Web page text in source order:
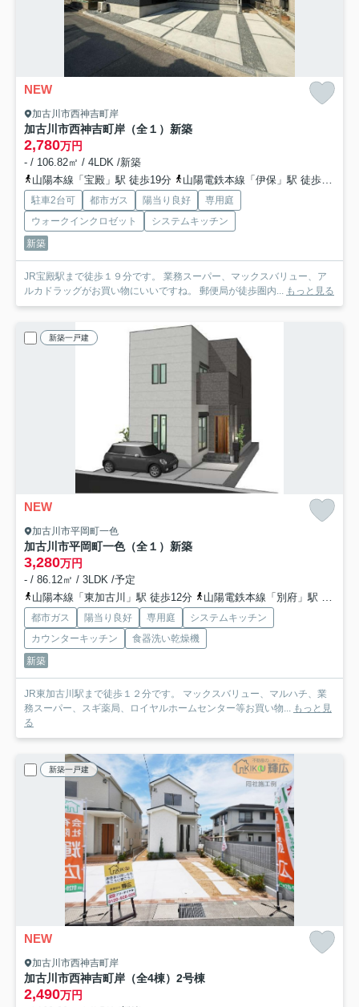
NEW
加古川市西神吉町岸
加古川市西神吉町岸（全１）新築
2,780万円
- / 106.82㎡ / 4LDK /新築
山陽本線「宝殿」駅 徒歩19分
山陽電鉄本線「伊保」駅 徒歩54分
駐車2台可 都市ガス 陽当り良好
専用庭
ウォークインクロゼット
システムキッチン
新築
JR宝殿駅まで徒歩１９分です。 業務スーパー、マックスバリュー、ア
ルカドラッグがお買い物にいいですね。 郵便局が徒歩圏内...
もっと見る
新築一戸建
NEW
加古川市平岡町一色
加古川市平岡町一色（全１）新築
3,280万円
- / 86.12㎡ / 3LDK /予定
山陽本線「東加古川」駅 徒歩12分
山陽電鉄本線「別府」駅 徒歩25分
都市ガス 陽当り良好 専用庭
システムキッチン
カウンターキッチン
食器洗い乾燥機
新築
JR東加古川駅まで徒歩１２分です。 マックスバリュー、マルハチ、業
務スーパー、スギ薬局、ロイヤルホームセンター等お買い物...
もっと見
る
新築一戸建
NEW
加古川市西神吉町岸
加古川市西神吉町岸（全4棟）2号棟
2,490万円